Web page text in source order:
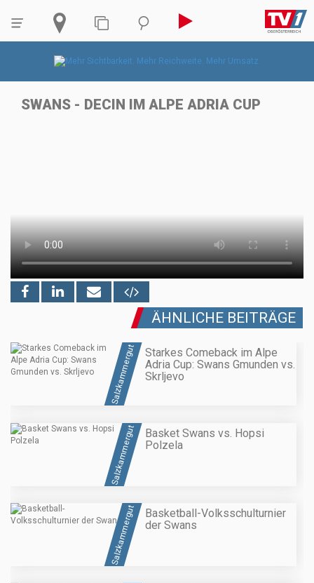
SWANS - DECIN IM ALPE ADRIA CUP
ÄHNLICHE BEITRÄGE
Salzkammergut
Starkes Comeback im Alpe
Adria Cup: Swans Gmunden vs.
Skrljevo
Salzkammergut
Basket Swans vs. Hopsi
Polzela
Salzkammergut
Basketball-Volksschulturnier
der Swans